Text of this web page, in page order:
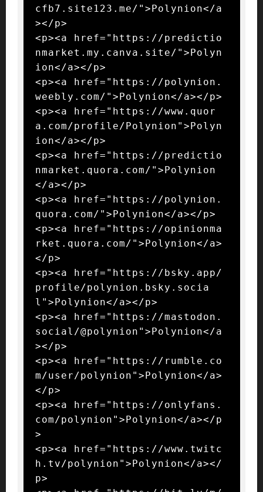
cfb7.site123.me/">Polynion</a
></p>
<p><a href="https://predictio
nmarket.my.canva.site/">Polyn
ion</a></p>
<p><a href="https://polynion.
weebly.com/">Polynion</a></p>
<p><a href="https://www.quor
a.com/profile/Polynion">Polyn
ion</a></p>
<p><a href="https://predictio
nmarket.quora.com/">Polynion
</a></p>
<p><a href="https://polynion.
quora.com/">Polynion</a></p>
<p><a href="https://opinionma
rket.quora.com/">Polynion</a>
</p>
<p><a href="https://bsky.app/
profile/polynion.bsky.socia
l">Polynion</a></p>
<p><a href="https://mastodon.
social/@polynion">Polynion</a
></p>
<p><a href="https://rumble.co
m/user/polynion">Polynion</a>
</p>
<p><a href="https://onlyfans.
com/polynion">Polynion</a></p
>
<p><a href="https://www.twitc
h.tv/polynion">Polynion</a></
p>